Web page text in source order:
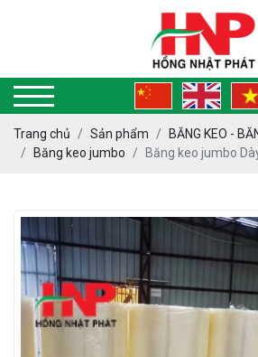
Trang chủ Sản phẩm
BĂNG KEO -
Băng keo jumbo
Băng keo jumbo